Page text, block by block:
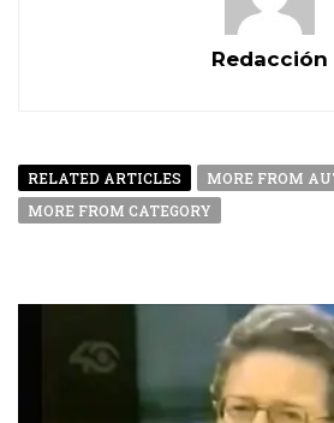
Redacción
RELATED ARTICLES
MORE FROM
MORE FROM CATEGORY